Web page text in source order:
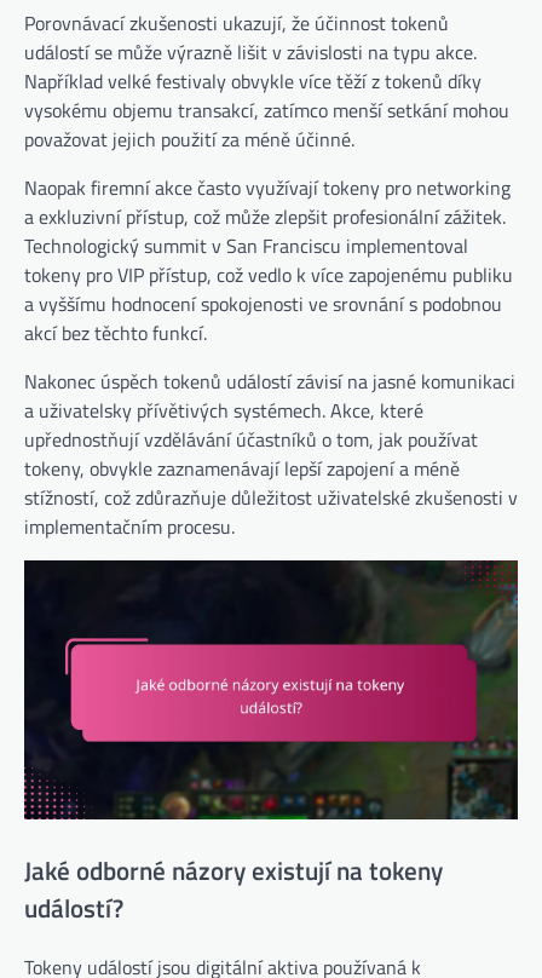
Porovnávací zkušenosti ukazují, že účinnost tokenů
událostí se může výrazně lišit v závislosti na typu akce.
Například velké festivaly obvykle více těží z tokenů díky
vysokému objemu transakcí, zatímco menší setkání mohou
považovat jejich použití za méně účinné.
Naopak firemní akce často využívají tokeny pro networking
a exkluzivní přístup, což může zlepšit profesionální zážitek.
Technologický summit v San Franciscu implementoval
tokeny pro VIP přístup, což vedlo k více zapojenému publiku
a vyššímu hodnocení spokojenosti ve srovnání s podobnou
akcí bez těchto funkcí.
Nakonec úspěch tokenů událostí závisí na jasné komunikaci
a uživatelsky přívětivých systémech. Akce, které
upřednostňují vzdělávání účastníků o tom, jak používat
tokeny, obvykle zaznamenávají lepší zapojení a méně
stížností, což zdůrazňuje důležitost uživatelské zkušenosti v
implementačním procesu.
Jaké odborné názory existují na tokeny
událostí?
Tokeny událostí jsou digitální aktiva používaná k